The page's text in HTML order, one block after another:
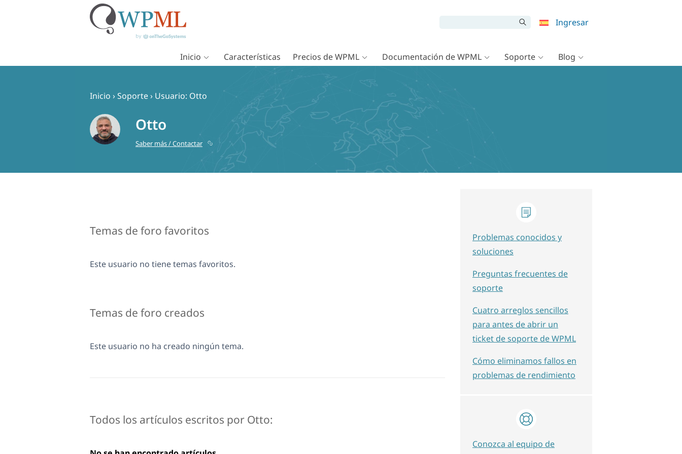
Ingresar
Inicio Características Precios de WPML Documentación de WPML Soporte Blog
Inicio ›Soporte› Usuario: Otto
Otto
Saber más / Contactar
Temas de foro favoritos
Este usuario no tiene temas favoritos.
Temas de foro creados
Este usuario no ha creado ningún tema.
Todos los artículos escritos por Otto:
Problemas conocidos y
soluciones
Preguntas frecuentes de
soporte
Cuatro arreglos sencillos
para antes de abrir un
ticket de soporte de WPML
Cómo eliminamos fallos en
problemas de rendimiento
Conozca al equipo de